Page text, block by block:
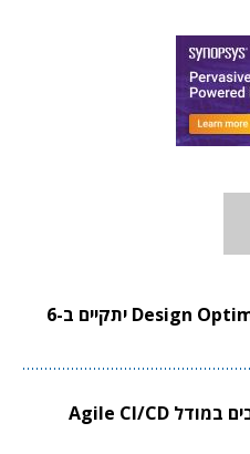
וובינר סינופסיס ל-Design Optimization יתקיים ב-6
וובינר סינופסיס לתכנון שבבים במודל Agile CI/CD